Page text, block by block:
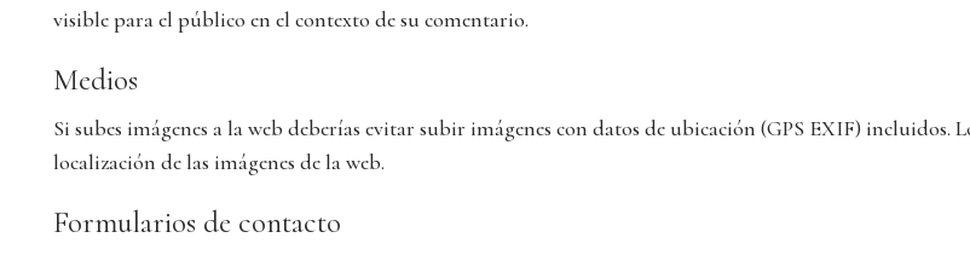
visible para el público en el contexto de su comentario.
Medios
Si subes imágenes a la web deberías evitar subir imágenes con datos de ubicación (GPS EXIF)
localización de las imágenes de la web.
Formularios de contacto